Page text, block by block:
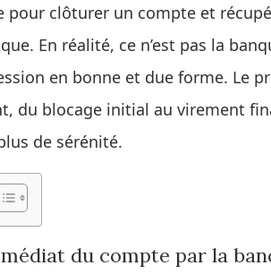
pour clôturer un compte et
En réalité, ce n’est pas la
en bonne et due forme. Le
du blocage initial au virement
de sérénité.
du compte par la